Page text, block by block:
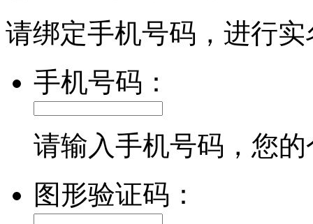
请绑定手机号码，进行
手机号码：
请输入手机号码，您
图形验证码：